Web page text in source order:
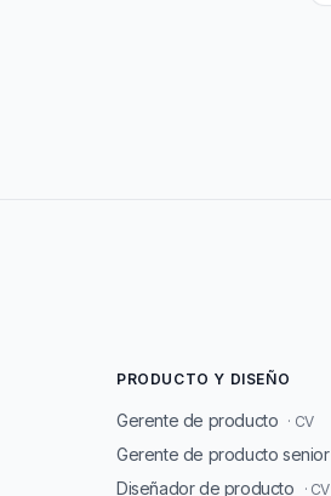
PRODUCTO Y DISEÑO
Gerente de producto · CV
Gerente de producto senior
Diseñador de producto · CV